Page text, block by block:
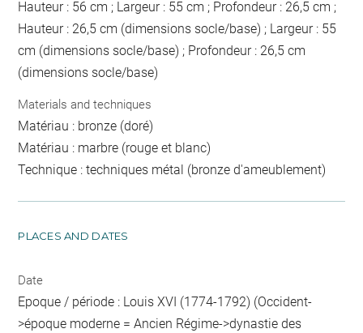
Hauteur : 56 cm ; Largeur : 55 cm ; Profondeur : 26,5 cm ;
Hauteur : 26,5 cm (dimensions socle/base) ; Largeur : 55
cm (dimensions socle/base) ; Profondeur : 26,5 cm
(dimensions socle/base)
Materials and techniques
Matériau : bronze (doré)
Matériau : marbre (rouge et blanc)
Technique : techniques métal (bronze d'ameublement)
PLACES AND DATES
Date
Epoque / période : Louis XVI (1774-1792) (Occident-
>époque moderne = Ancien Régime->dynastie des